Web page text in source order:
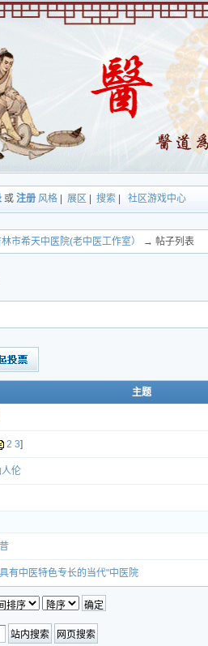
或 注册 风格 展区 搜索 社区游戏中心
市希天中医院(老中医工作室） → 帖子列表
主题
2 3]
伦
有中医特色专长的当代"中医院